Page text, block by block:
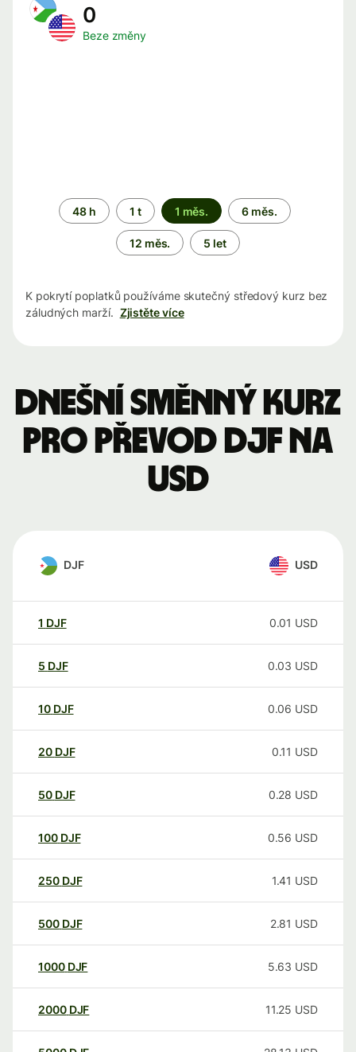
0
Beze změny
Časové
období
48 h 1 t 1 měs. 6 měs.
12 měs. 5 let
K pokrytí poplatků používáme skutečný středový kurz bez
záludných marží. Zjistěte více
Dnešní směnný kurz
pro převod DJF na
USD
DJF USD
1 DJF 0.01 USD
5 DJF 0.03 USD
10 DJF 0.06 USD
20 DJF 0.11 USD
50 DJF 0.28 USD
100 DJF 0.56 USD
250 DJF 1.41 USD
500 DJF 2.81 USD
1000 DJF 5.63 USD
2000 DJF 11.25 USD